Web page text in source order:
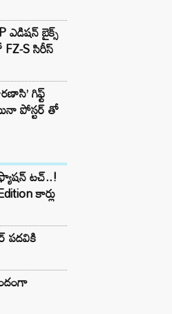
ఎడిషన్ బైక్స్
S సిరీస్
గిఫ్ట్
పోస్టర్ తో
టచ్..!
కార్లు
పదవికి